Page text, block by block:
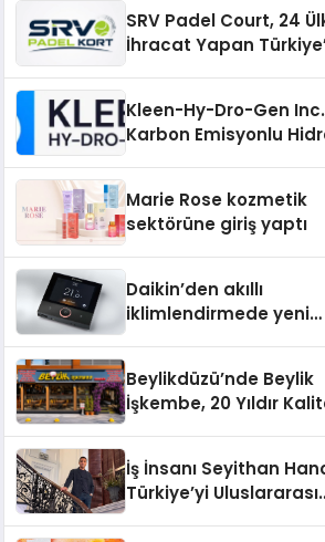
SRV Padel Court, 24
İhracat Yapan
Kleen-Hy-Dro-Gen Inc.,
Karbon Emisyonlu
Aldı
Marie Rose kozmetik
sektörüne giriş yaptı
Daikin’den akıllı
iklimlendirmede yeni
Beylikdüzü’nde Beylik
İşkembe, 20 Yıldır
İş İnsanı Seyithan
Türkiye’yi Uluslararası